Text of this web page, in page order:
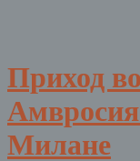
Приход
Милане